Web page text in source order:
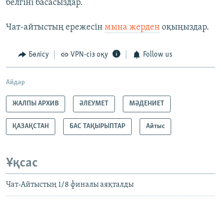
белгіні басасыздар.
Чат-айтыстың ережесін мына жерден оқыңыздар.
Бөлісу VPN-сіз оқу Follow us
Айдар
ЖАЛПЫ АРХИВ ӘЛЕУМЕТ МӘДЕНИЕТ
ҚАЗАҚСТАН БАС ТАҚЫРЫПТАР Айтыс
Ұқсас
Чат-Айтыстың 1/8 финалы аяқталды